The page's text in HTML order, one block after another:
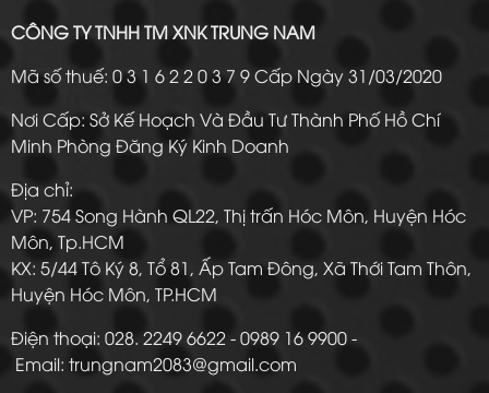
CÔNG TY TNHH TM XNK TRUNG NAM
Mã số thuế: 0 3 1 6 2 2 0 3 7 9 Cấp Ngày 31/03/2020
Nơi Cấp: Sở Kế Hoạch Và Đầu Tư Thành Phố Hồ Chí
Minh Phòng Đăng Ký Kinh Doanh
Địa chỉ:
VP: 754 Song Hành QL22, Thị trấn Hóc Môn, Huyện Hóc
Môn, Tp.HCM
KX: 5/44 Tô Ký 8, Tổ 81, Ấp Tam Đông, Xã Thới Tam Thôn,
Huyện Hóc Môn, TP.HCM
Điện thoại: 028. 2249 6622 - 0989 16 9900 -
Email: trungnam2083@gmail.com